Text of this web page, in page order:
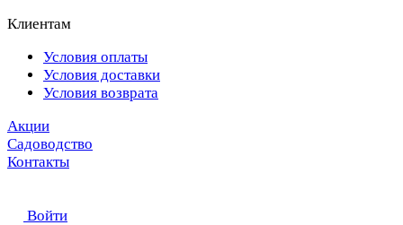
Клиентам
Условия оплаты
Условия доставки
Условия возврата
Акции
Садоводство
Контакты
Войти